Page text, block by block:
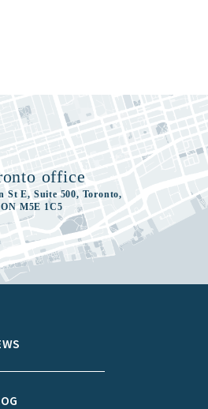
office
St E, Suite 500, Toronto,
ON M5E 1C5